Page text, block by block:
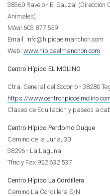
38360 Ravelo - El Sauzal
Animales)
Móvil 603 877 559
Email: info@hipicaelmanchon.com
Web: www.hipicaelmanchon.com
Centro Hípico EL MOLINO
Ctra. General del Socorro - 38280
https://
Clases de Equitación y paseos a
Centro Hípico Perdomo Duque
Camino de la Luna, 30
38296 - La Laguna
Tfno y Fax 922 632 537
Centro Hípico La Cordillera
Camino La Cordillera S/N